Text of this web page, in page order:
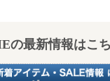
a
の最新情報はこ